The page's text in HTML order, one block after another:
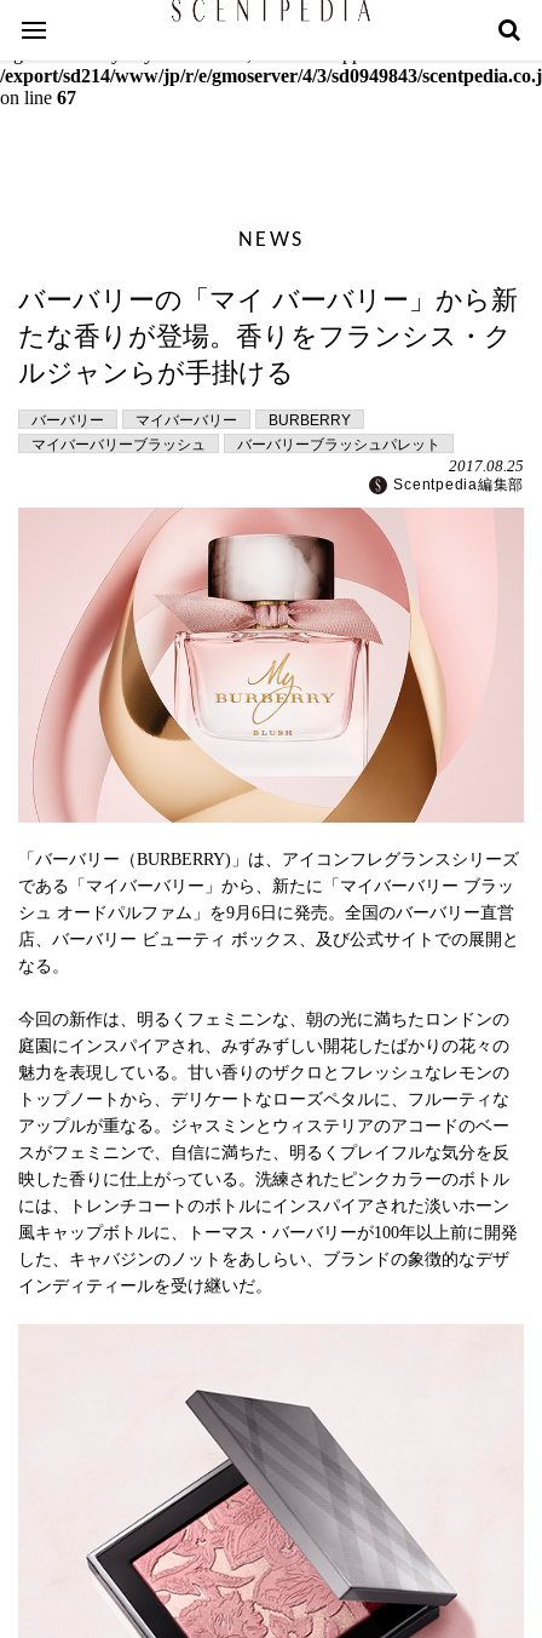
Warning
: mcrypt_decrypt(): Key of size 18 not supported by this
/export/sd214/www/jp/r/e/gmoserver/4/3/sd0949843/
on line 67
NEWS
バーバリーの「マイ バーバリー」から新
たな香りが登場。香りをフランシス・ク
ルジャンらが手掛ける
バーバリー マイバーバリー
BURBERRY
マイバーバリーブラッシュ
バーバリーブラッシュパレット
2017.08.25
Scentpedia編集部
「バーバリー（BURBERRY)」は、アイコンフレグランスシリーズ
である「マイバーバリー」から、新たに「マイバーバリー ブラッ
シュ オードパルファム」を9月6日に発売。全国のバーバリー直営
店、バーバリー ビューティ ボックス、及び公式サイトでの展開と
なる。
今回の新作は、明るくフェミニンな、朝の光に満ちたロンドンの
庭園にインスパイアされ、みずみずしい開花したばかりの花々の
魅力を表現している。甘い香りのザクロとフレッシュなレモンの
トップノートから、デリケートなローズペタルに、フルーティな
アップルが重なる。ジャスミンとウィステリアのアコードのベー
スがフェミニンで、自信に満ちた、明るくプレイフルな気分を反
映した香りに仕上がっている。洗練されたピンクカラーのボトル
には、トレンチコートのボトルにインスパイアされた淡いホーン
風キャップボトルに、トーマス・バーバリーが100年以上前に開発
した、キャバジンのノットをあしらい、ブランドの象徴的なデザ
インディティールを受け継いだ。